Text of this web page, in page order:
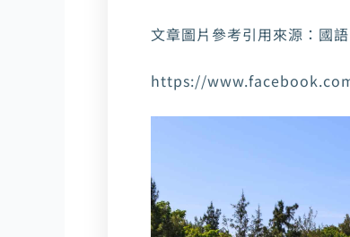
文章圖片參考引用來源： 國
https://